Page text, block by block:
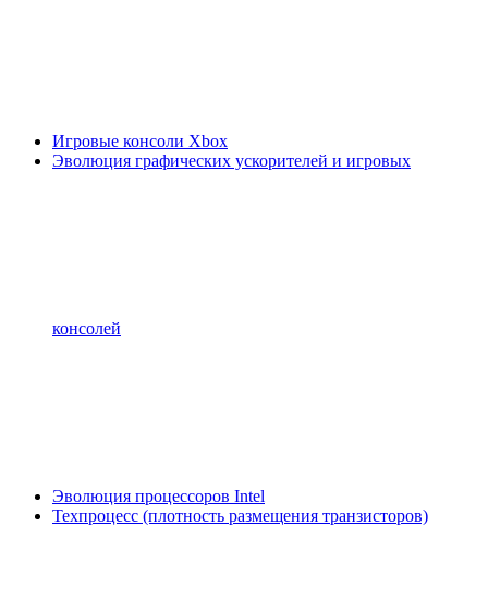
Игровые консоли Xbox
Эволюция графических ускорителей и игровых
консолей
Эволюция процессоров Intel
Техпроцесс (плотность размещения транзисторов)